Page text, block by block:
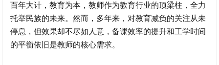
百年大计，教育为本，教师作为教育行业的顶梁柱，全力
托举民族的未来。然而，多年来，对教育减负的关注从未
停息，但效果却不尽如人意，备课效率的提升和工学时间
的平衡依旧是教师的核心需求。